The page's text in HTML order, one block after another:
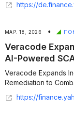
https://de.finance.yahoo.com/nachrichten/veracode-erweitert-
МАР. 18, 2026 •
Veracode
AI-Powered
Veracode Expands
Remediation to
https://finance.yahoo.com/news/veracode-expands-